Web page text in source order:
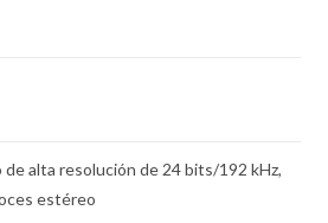
de alta resolución de 24 bits/192 kHz,
estéreo